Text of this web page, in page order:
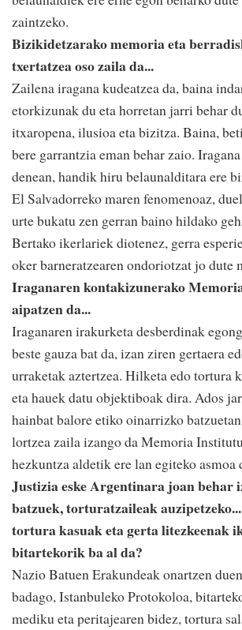
zaintzeko.
Bizikidetzarako memoria eta
txertatzea oso zaila da...
Zailena iragana kudeatzea da, baina
etorkizunak du eta horretan jarri behar
itxaropena, ilusioa eta bizitza. Baina,
bere garrantzia eman behar zaio.
denean, handik hiru belaunalditara ere
El Salvadorreko maren fenomenoaz,
urte bukatu zen gerran baino hildako
Bertako ikerlariek diotenez, gerra
oker barneratzearen ondoriotzat jo dute
Iraganaren kontakizunerako
aipatzen da...
Iraganaren irakurketa desberdinak
beste gauza bat da, izan ziren gertaera
urraketak aztertzea. Hilketa edo tortura
eta hauek datu objektiboak dira. Ados
hainbat balore etiko oinarrizko
lortzea zaila izango da Memoria
hezkuntza aldetik ere lan egiteko asmoa
Justizia eske Argentinara joan behar
batzuek, torturatzaileak
tortura kasuak eta gerta litezkeenak
bitartekorik ba al da?
Nazio Batuen Erakundeak onartzen
badago, Istanbuleko Protokoloa,
mediku eta peritajearen bidez, tortura